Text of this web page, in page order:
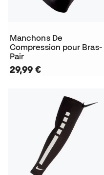
Manchons De
Compression pour Bras-
Pair
29,99 €